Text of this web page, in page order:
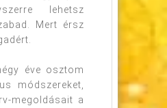
lehetsz
Mert érsz
éve osztom
módszereket,
megoldásait a